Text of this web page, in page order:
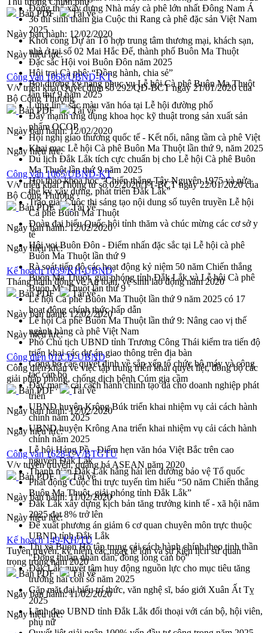
Động thổ xây dựng Nhà máy cà phê lớn nhất Đông Nam Á
36 thí sinh tham gia Cuộc thi Rang cà phê đặc sản Việt Nam
2025
Khởi công Dự án Tổ hợp trung tâm thương mại, khách sạn,
nhà ở tại số 02 Mai Hắc Đế, thành phố Buôn Ma Thuột
Đặc sắc Hội voi Buôn Đôn năm 2025
Hội trại Cà phê: “Đồng hành, chia sẻ”
Bồi dưỡng kỹ năng phục vụ Lễ hội Cà phê Buôn Ma Thuột
lần thứ 9 năm 2025
Lung linh sắc màu văn hóa tại Lễ hội đường phố
Đẩy mạnh ứng dụng khoa học kỹ thuật trong sản xuất sản
phẩm OCOP
Hội nghị giao thương quốc tế - Kết nối, nâng tầm cà phê Việt
Khai mạc Lễ hội Cà phê Buôn Ma Thuột lần thứ 9, năm 2025
Du lịch Đắk Lắk tích cực chuẩn bị cho Lễ hội Cà phê Buôn
Ma Thuột lần thứ 9 năm 2025
Hội thảo khoa học “Chiến thắng Tây Nguyên 1975 và nửa
thế kỷ xây dựng, phát triển Đắk Lắk”
Trao giải Cuộc thi sáng tạo nội dung số tuyên truyền Lễ hội
Cà phê Buôn Ma Thuột
Đoàn đại biểu Quốc hội tỉnh thăm và chúc mừng các cơ sở y
tế
Hội voi Buôn Đôn - Điểm nhấn đặc sắc tại Lễ hội cà phê
Buôn Ma Thuột lần thứ 9
Rà soát tiến độ các hoạt động kỷ niệm 50 năm Chiến thắng
Buôn Ma Thuột, giải phóng tỉnh Đắk Lắk và Lễ hội Cà phê
Buôn Ma Thuột lần thứ 9
Lễ hội Cà phê Buôn Ma Thuột lần thứ 9 năm 2025 có 17
hoạt động chính thức hấp dẫn
Lễ hội Cà phê Buôn Ma Thuột lần thứ 9: Nâng cao vị thế
ngành hàng cà phê Việt Nam
Phó Chủ tịch UBND tỉnh Trương Công Thái kiểm tra tiến độ
triển khai các dự án giao thông trên địa bàn
Công bố các quyết định về sắp xếp tổ chức bộ máy và công
tác cán bộ
Đẩy mạnh cải cách hành chính tạo đà cho doanh nghiệp phát
triển
UBND huyện Krông Búk triển khai nhiệm vụ cải cách hành
chính năm 2025
UBND huyện Krông Ana triển khai nhiệm vụ cải cách hành
chính năm 2025
Lễ hội Hảng Pồ - Điểm hẹn văn hóa Việt Bắc trên cao
nguyên Đắk Lắk
Thanh niên Đắk Lắk hăng hái lên đường bảo vệ Tổ quốc
Phát động Cuộc thi trực tuyến tìm hiểu “50 năm Chiến thắng
Buôn Ma Thuột, giải phóng tỉnh Đắk Lắk”
Đắk Lắk xây dựng kịch bản tăng trưởng kinh tế - xã hội năm
2025 đạt 8% trở lên
Đề xuất phương án giảm 6 cơ quan chuyên môn trực thuộc
UBND tỉnh Đắk Lắk
Thị xã Buôn Hồ tập trung cải cách hành chính theo tinh thần
"Đồng thuận nhân dân, đồng lòng cán bộ"
Đắk Lắk quyết tâm huy động nguồn lực cho mục tiêu tăng
trưởng hai con số năm 2025
Gặp mặt đại biểu trí thức, văn nghệ sĩ, báo giới Xuân Ất Tỵ
2025
Lãnh đạo UBND tỉnh Đắk Lắk đối thoại với cán bộ, hội viên,
phụ nữ
Bản PDF
Tải về
Ngày ban hành: 12/02/2020
Ngày hiệu lực:
Công văn 1068/UBND-KT
V/v triển khai Quyết định số 292/QĐ-BCT ngày 21/01/2020 của
Bộ Công Thương
Bản PDF
Tải về
Ngày ban hành:12/02/2020
Ngày hiệu lực:
Công văn 1065/UBND-KT
V/v triển khai Thông tư số 02/2020/TT-BCT ngày 22/01/2020 của
Bộ Công Thương
Bản PDF
Tải về
Ngày ban hành:12/02/2020
Ngày hiệu lực:
Kế hoạch 1039/KH-UBND
Tháng hành động về An toàn, vệ sinh lao động năm 2020
Bản PDF
Tải về
Ngày ban hành: 12/02/2020
Ngày hiệu lực:
Công điện 01/CĐ-UBND
Công điện khẩn về việc tập trung triển khai quyết liệt, đồng bộ các
giải pháp phòng, chống dịch bệnh Cúm gia cầm
Bản PDF
Tải về
Ngày ban hành:12/02/2020
Ngày hiệu lực:
Công văn 1628-CV/BTGTU
V/v tuyên truyền, quảng bá ASEAN năm 2020
Bản PDF
Tải về
Ngày ban hành:11/02/2020
Ngày hiệu lực:
Kế hoạch 149-KH/TU
Tuyên truyền, kỷ niệm các ngày lễ lớn và sự kiện lịch sử quan
trọng trong năm 2020
Bản PDF
Tải về
Ngày ban hành:11/02/2020
Ngày hiệu lực: